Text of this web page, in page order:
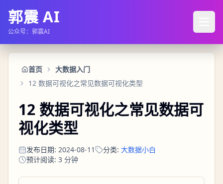
郭震 AI
公众号：郭震AI
首页
大数据入门
12 数据可视化之常见数据可视化类型
12 数据可视化之常见数据可
视化类型
发布日期: 2024-08-11 分类: 大数据小白
预计阅读: 3 分钟